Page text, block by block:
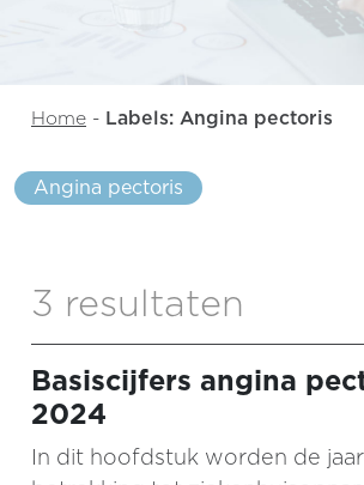
Home - Labels: Angina pectoris
Angina pectoris
3 resultaten
Basiscijfers angina
2024
In dit hoofdstuk worden de